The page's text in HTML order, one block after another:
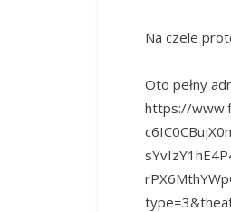
Na czele
Oto pełny
https://